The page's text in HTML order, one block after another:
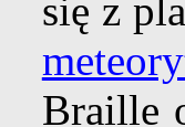
się z
Braille